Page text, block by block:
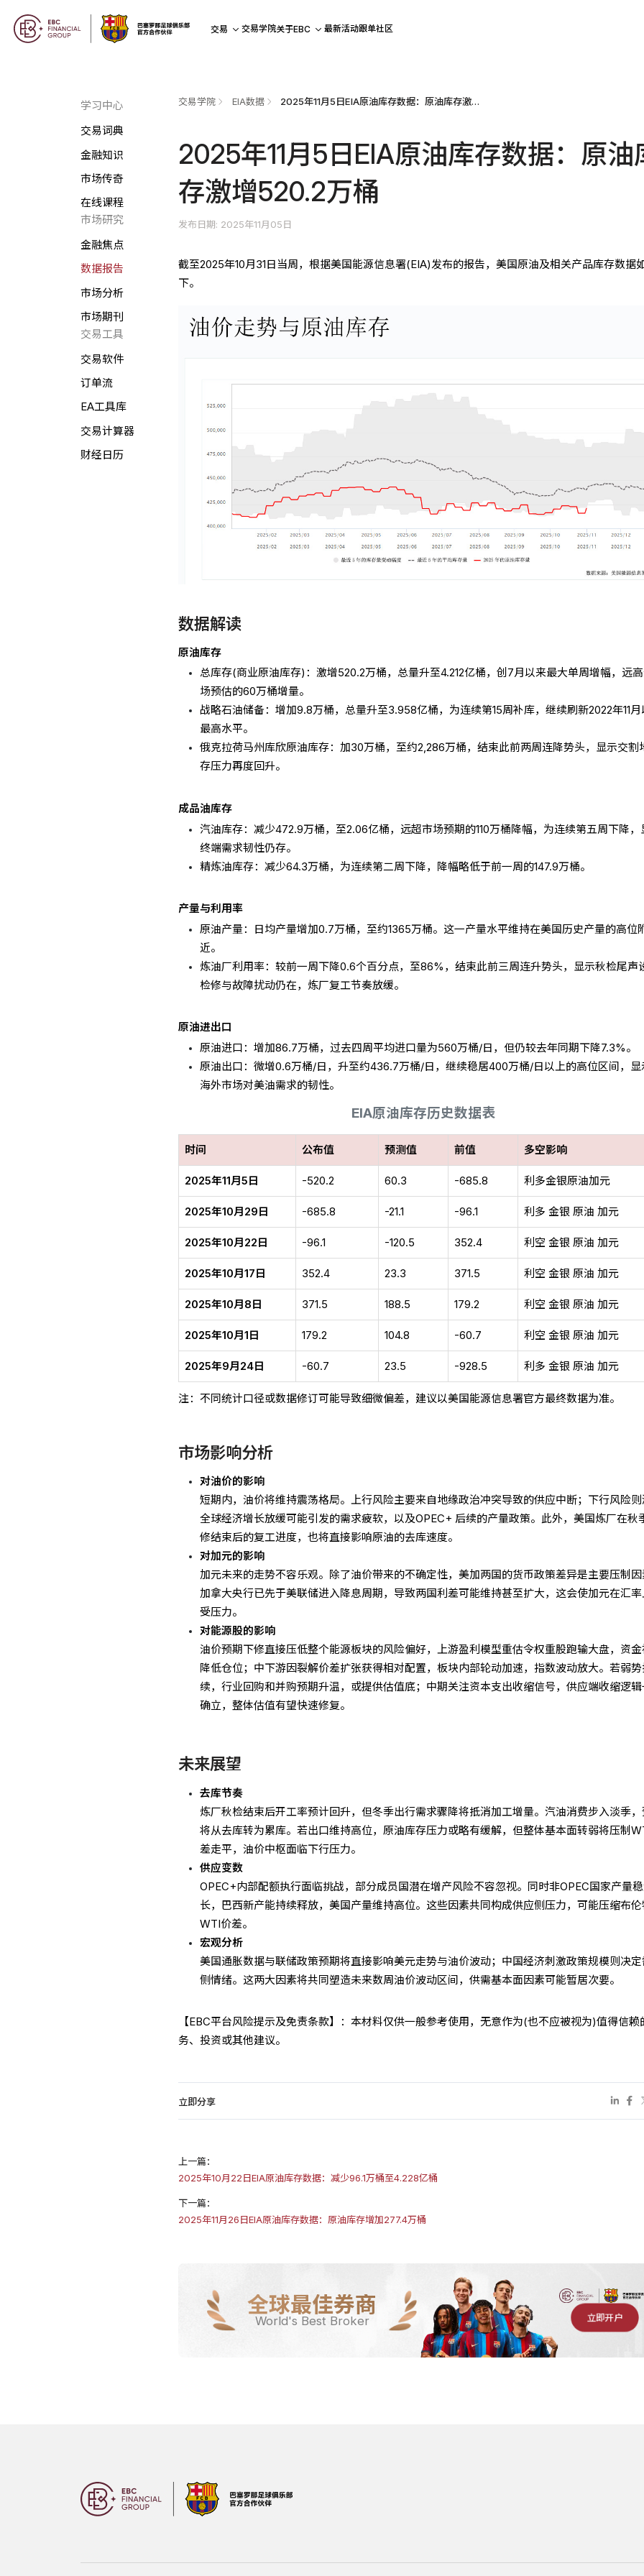
交易 交易学院关于EBC 最新活动跟单社区
学习中心
交易词典
金融知识
市场传奇
在线课程
市场研究
金融焦点
数据报告
市场分析
市场期刊
交易工具
交易软件
订单流
EA工具库
交易计算器
财经日历
交易学院 EIA数据 2025年11月5日EIA原油库存数据：原油库存激增520.2万桶
2025年11月5日EIA原油库存数据：原油
存激增520.2万桶
发布日期: 2025年11月05日
截至2025年10月31日当周，根据美国能源信息署(EIA)发布的报告，美国原油及相关产品库存数据
下。
数据解读
原油库存
总库存(商业原油库存)：激增520.2万桶，总量升至4.212亿桶，创7月以来最大单周增幅，远
场预估的60万桶增量。
战略石油储备：增加9.8万桶，总量升至3.958亿桶，为连续第15周补库，继续刷新2022年11月
最高水平。
俄克拉荷马州库欣原油库存：加30万桶，至约2,286万桶，结束此前两周连降势头，显示交割
存压力再度回升。
成品油库存
汽油库存：减少472.9万桶，至2.06亿桶，远超市场预期的110万桶降幅，为连续第五周下降，
终端需求韧性仍存。
精炼油库存：减少64.3万桶，为连续第二周下降，降幅略低于前一周的147.9万桶。
产量与利用率
原油产量：日均产量增加0.7万桶，至约1365万桶。这一产量水平维持在美国历史产量的高位
近。
炼油厂利用率：较前一周下降0.6个百分点，至86%，结束此前三周连升势头，显示秋检尾声
检修与故障扰动仍在，炼厂复工节奏放缓。
原油进出口
原油进口：增加86.7万桶，过去四周平均进口量为560万桶/日，但仍较去年同期下降7.3%。
原油出口：微增0.6万桶/日，升至约436.7万桶/日，继续稳居400万桶/日以上的高位区间，显
海外市场对美油需求的韧性。
EIA原油库存历史数据表
时间 公布值 预测值 前值 多空影响
2025年11月5日 -520.2 60.3 -685.8 利多金银原油加元
2025年10月29日 -685.8 -21.1 -96.1 利多 金银 原油 加元
2025年10月22日 -96.1 -120.5 352.4 利空 金银 原油 加元
2025年10月17日 352.4 23.3 371.5 利空 金银 原油 加元
2025年10月8日 371.5 188.5 179.2 利空 金银 原油 加元
2025年10月1日 179.2 104.8 -60.7 利空 金银 原油 加元
2025年9月24日 -60.7 23.5 -928.5 利多 金银 原油 加元
注：不同统计口径或数据修订可能导致细微偏差，建议以美国能源信息署官方最终数据为准。
市场影响分析
对油价的影响
短期内，油价将维持震荡格局。上行风险主要来自地缘政治冲突导致的供应中断；下行风险则
全球经济增长放缓可能引发的需求疲软，以及OPEC+ 后续的产量政策。此外，美国炼厂在秋
修结束后的复工进度，也将直接影响原油的去库速度。
对加元的影响
加元未来的走势不容乐观。除了油价带来的不确定性，美加两国的货币政策差异是主要压制因
加拿大央行已先于美联储进入降息周期，导致两国利差可能维持甚至扩大，这会使加元在汇
受压力。
对能源股的影响
油价预期下修直接压低整个能源板块的风险偏好，上游盈利模型重估令权重股跑输大盘，资
降低仓位；中下游因裂解价差扩张获得相对配置，板块内部轮动加速，指数波动放大。若弱
续，行业回购和并购预期升温，或提供估值底；中期关注资本支出收缩信号，供应端收缩逻辑
确立，整体估值有望快速修复。
未来展望
去库节奏
炼厂秋检结束后开工率预计回升，但冬季出行需求骤降将抵消加工增量。汽油消费步入淡季，
将从去库转为累库。若出口维持高位，原油库存压力或略有缓解，但整体基本面转弱将压制
差走平，油价中枢面临下行压力。
供应变数
OPEC+内部配额执行面临挑战，部分成员国潜在增产风险不容忽视。同时非OPEC国家产量
长，巴西新产能持续释放，美国产量维持高位。这些因素共同构成供应侧压力，可能压缩布伦
WTI价差。
宏观分析
美国通胀数据与联储政策预期将直接影响美元走势与油价波动；中国经济刺激政策规模则决
侧情绪。这两大因素将共同塑造未来数周油价波动区间，供需基本面因素可能暂居次要。
【EBC平台风险提示及免责条款】：本材料仅供一般参考使用，无意作为(也不应被视为)值得信赖
务、投资或其他建议。
立即分享
上一篇：
2025年10月22日EIA原油库存数据：减少96.1万桶至4.228亿桶
下一篇：
2025年11月26日EIA原油库存数据：原油库存增加277.4万桶
全球最佳券商
World's Best Broker 立即开户